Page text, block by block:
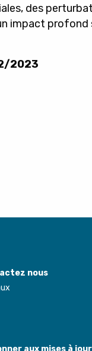
des
impact profond
2023
nous
aux mises à jour